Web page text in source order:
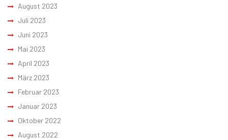
August 2023
Juli 2023
Juni 2023
Mai 2023
April 2023
März 2023
Februar 2023
Januar 2023
Oktober 2022
August 2022